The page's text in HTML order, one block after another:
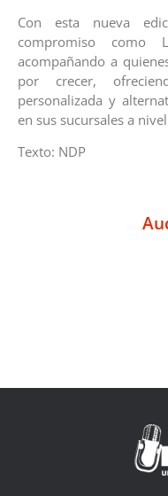
Con esta nueva
compromiso como
acompañando a
por crecer,
personalizada y
en sus sucursales a
Texto: NDP